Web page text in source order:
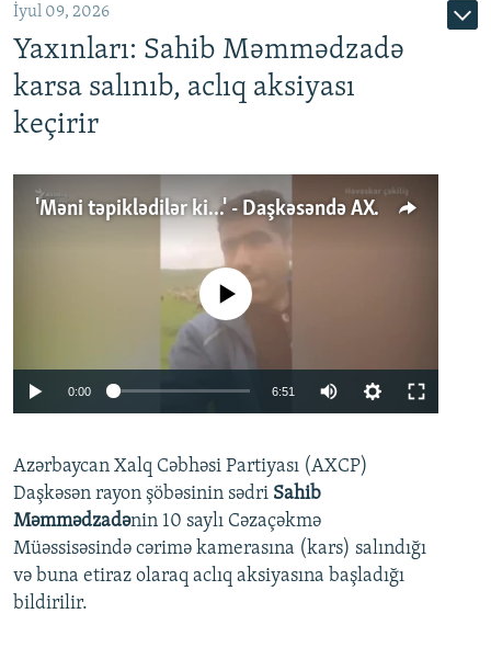
İyul 09, 2026
Yaxınları: Sahib Məmmədzadə
karsa salınıb, aclıq aksiyası
keçirir
'Məni təpiklədilər ki...' - Daşkəsəndə AXCP fəalının yaxınları onun həbsinə etiraz edirlər
Auto 240p 360p
720p 1080p
No media source currently available
0:00 6:51
360p
720p
1080p
Azərbaycan Xalq Cəbhəsi Partiyası (AXCP)
Daşkəsən rayon şöbəsinin sədri Sahib
Məmmədzadənin 10 saylı Cəzaçəkmə
Müəssisəsində cərimə kamerasına (kars) salındığı
və buna etiraz olaraq aclıq aksiyasına başladığı
bildirilir.